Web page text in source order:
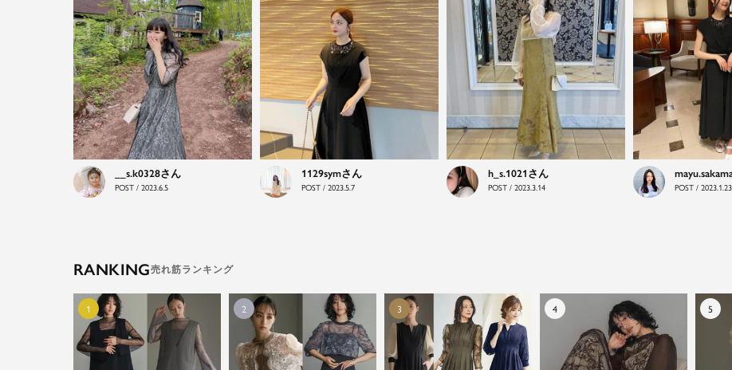
特別な日だけではもったいない...もっと気
軽に自由にドレスを楽しみたい
特別な日だけではもったいない もっと気軽にもっと自
由にドレスを楽しみたい...
そんな気持ちを叶えたい。それが、ドレスブランドガ
ールです。
close
__s.k0328
POST / 2023.6.5
1129sym
POST / 2023.5.7
h_s.1021
POST / 2023.3.14 POST / 2023.1.23
RANKING